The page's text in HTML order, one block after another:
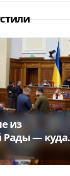
из
Рады — куда
лет